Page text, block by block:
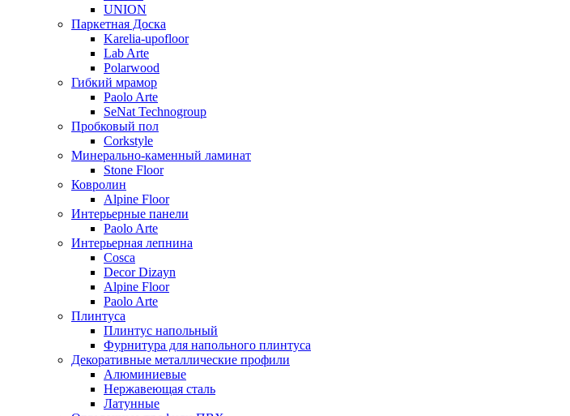
UNION
Паркетная Доска
Karelia-upofloor
Lab Arte
Polarwood
Гибкий мрамор
Paolo Arte
SeNat Technogroup
Пробковый пол
Corkstyle
Минерально-каменный ламинат
Stone Floor
Ковролин
Alpine Floor
Интерьерные панели
Paolo Arte
Интерьерная лепнина
Cosca
Decor Dizayn
Alpine Floor
Paolo Arte
Плинтуса
Плинтус напольный
Фурнитура для напольного плинтуса
Декоративные металлические профили
Алюминиевые
Нержавеющая сталь
Латунные